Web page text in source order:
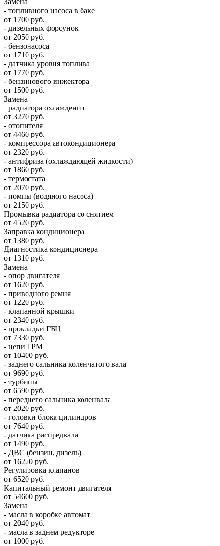
- топливного насоса в баке
от 1700 руб.
- дизельных форсунок
от 2050 руб.
- бензонасоса
от 1710 руб.
- датчика уровня топлива
от 1770 руб.
- бензинового инжектора
от 1500 руб.
Замена
- радиатора охлаждения
от 3270 руб.
- отопителя
от 4460 руб.
- компрессора автокондиционера
от 2320 руб.
- антифриза (охлаждающей жидкости)
от 1860 руб.
- термостата
от 2070 руб.
- помпы (водяного насоса)
от 2150 руб.
Промывка радиатора со снятием
от 4520 руб.
Заправка кондиционера
от 1380 руб.
Диагностика кондиционера
от 1310 руб.
Замена
- опор двигателя
от 1620 руб.
- приводного ремня
от 1220 руб.
- клапанной крышки
от 2340 руб.
- прокладки ГБЦ
от 7330 руб.
- цепи ГРМ
от 10400 руб.
- заднего сальника коленчатого вала
от 9690 руб.
- турбины
от 6590 руб.
- переднего сальника коленвала
от 2020 руб.
- головки блока цилиндров
от 7640 руб.
- датчика распредвала
от 1490 руб.
- ДВС (бензин, дизель)
от 16220 руб.
Регулировка клапанов
от 6520 руб.
Капитальный ремонт двигателя
от 54600 руб.
Замена
- масла в коробке автомат
от 2040 руб.
- масла в заднем редукторе
от 1000 руб.